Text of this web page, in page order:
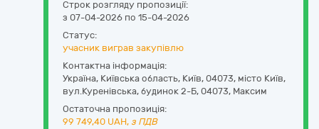
Строк розгляду пропозиції:
з 07-04-2026 по 15-04-2026
Статус:
учасник виграв закупівлю
Контактна інформація:
Україна, Київська область, Київ, 04073, місто Київ,
вул.Куренівська, будинок 2-Б, 04073, Максим
Остаточна пропозиція:
99 749,40 UAH, з ПДВ